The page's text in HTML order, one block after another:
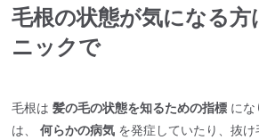
毛根の状態が気になる方
ニックで
毛根は髪の毛の状態を知るための指標 に
は、何らかの病気 を発症していたり、抜